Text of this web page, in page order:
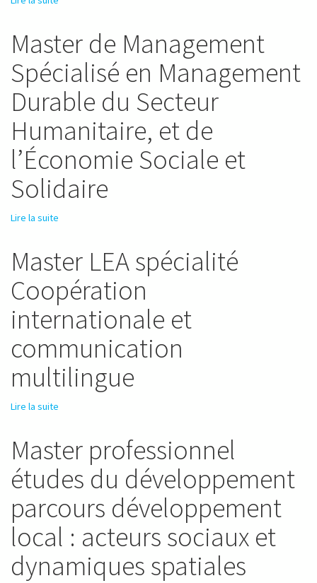
Master de Management
Spécialisé en Management
Durable du Secteur
Humanitaire, et de
l’Économie Sociale et
Solidaire
Lire la suite
Master LEA spécialité
Coopération
internationale et
communication
multilingue
Lire la suite
Master professionnel
études du développement
parcours développement
local : acteurs sociaux et
dynamiques spatiales